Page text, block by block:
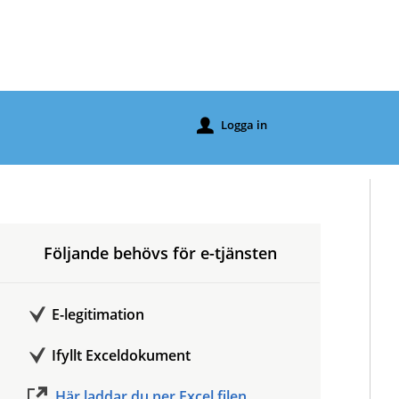
u Logga in
Följande behövs för e-tjänsten
E-legitimation
Ifyllt Exceldokument